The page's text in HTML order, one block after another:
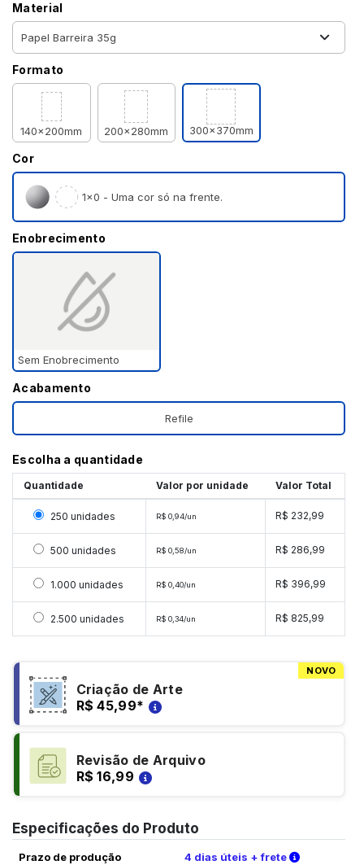
Material
Formato
140x200mm 200x280mm 300x370mm
Cor
1×0 - Uma cor só na frente.
Enobrecimento
Sem Enobrecimento
Acabamento
Refile
Escolha a quantidade
Quantidade Valor por unidade Valor Total
Selecionar 250 unidades
250 unidades R$ 0,94/un R$ 232,99
Selecionar 500 unidades
500 unidades R$ 0,58/un R$ 286,99
Selecionar 1000 unidades
1.000 unidades R$ 0,40/un R$ 396,99
Selecionar 2500 unidades
2.500 unidades R$ 0,34/un R$ 825,99
NOVO
Criação de Arte
R$ 45,99*
Revisão de Arquivo
R$ 16,99
Especificações do Produto
Prazo de produção 4 dias úteis + frete Verifique